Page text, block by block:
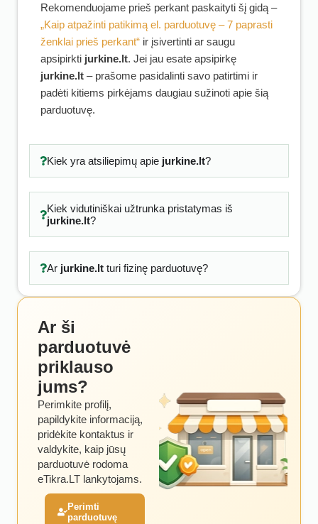
Rekomenduojame prieš perkant paskaityti šį gidą –
„Kaip atpažinti patikimą el. parduotuvę – 7 paprasti
ženklai prieš perkant“ ir įsivertinti ar saugu
apsipirkti jurkine.lt. Jei jau esate apsipirkę
jurkine.lt – prašome pasidalinti savo patirtimi ir
padėti kitiems pirkėjams daugiau sužinoti apie šią
parduotuvę.
Kiek yra atsiliepimų apie jurkine.lt?
Kiek vidutiniškai užtrunka pristatymas iš
jurkine.lt?
Ar jurkine.ltturi fizinę parduotuvę?
Ar ši
parduotuvė
priklauso
jums?
Perimkite profilį,
papildykite informaciją,
pridėkite kontaktus ir
valdykite, kaip jūsų
parduotuvė rodoma
eTikra.LT lankytojams.
Perimti
parduotuvę